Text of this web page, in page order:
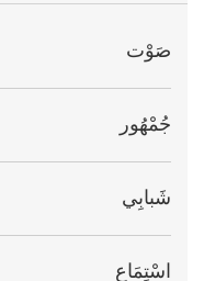
صَوْت
جُمْهُور
شَبابِي
اسْتِمَاع